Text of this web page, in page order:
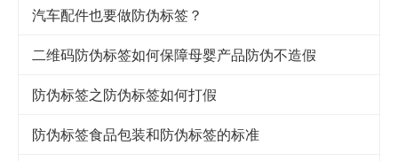
汽车配件也要做防伪标签？
二维码防伪标签如何保障母婴产品防伪不造假
防伪标签之防伪标签如何打假
防伪标签食品包装和防伪标签的标准